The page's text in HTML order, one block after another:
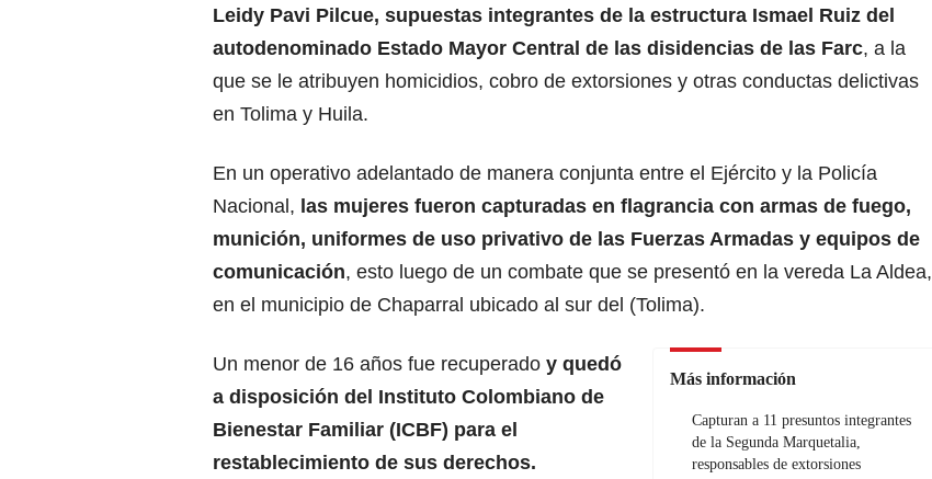
Leidy Pavi Pilcue, supuestas integrantes de la estructura Ismael Ruiz del
autodenominado Estado Mayor Central de las disidencias de las Farc, a la
que se le atribuyen homicidios, cobro de extorsiones y otras conductas delictivas
en Tolima y Huila.
En un operativo adelantado de manera conjunta entre el Ejército y la Policía
Nacional, las mujeres fueron capturadas en flagrancia con armas de fuego,
munición, uniformes de uso privativo de las Fuerzas Armadas y equipos de
comunicación, esto luego de un combate que se presentó en la vereda La Aldea,
en el municipio de Chaparral ubicado al sur del (Tolima).
Más información
Capturan a 11 presuntos integrantes
de la Segunda Marquetalia,
responsables de extorsiones
Un menor de 16 años fue recuperado y quedó
a disposición del Instituto Colombiano de
Bienestar Familiar (ICBF) para el
restablecimiento de sus derechos.